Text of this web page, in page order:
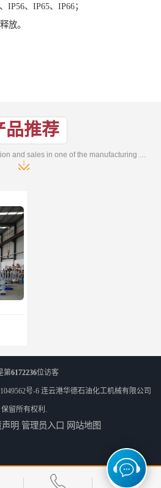
IP56、IP65、IP66；
放。
品推荐
太原船用臂厂家
第6172236位访客
号-6 连云港华德石油化工机械有限公司
保留所有权利.
声明 管理员入口 网站地图